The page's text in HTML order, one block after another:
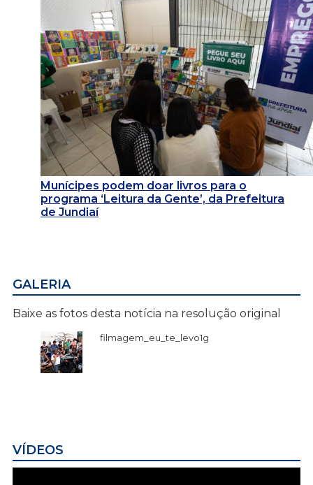
Munícipes podem doar livros para o
programa ‘Leitura da Gente’, da Prefeitura
de Jundiaí
GALERIA
Baixe as fotos desta notícia na resolução original
filmagem_eu_te_levo1g
VÍDEOS